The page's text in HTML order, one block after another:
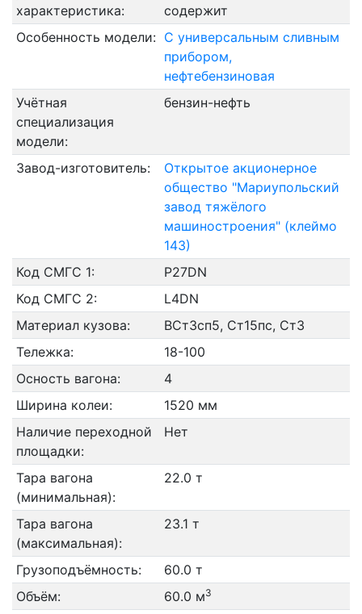
характеристика:
содержит
Особенность модели: С универсальным сливным
прибором,
нефтебензиновая
Учётная
специализация
модели:
бензин-нефть
Завод-изготовитель:
Открытое акционерное
общество "Мариупольский
завод тяжёлого
машиностроения" (клеймо
143)
Код СМГС 1:
P27DN
Код СМГС 2:
L4DN
Материал кузова:
ВСт3сп5, Ст15пс, Ст3
Тележка:
18-100
Осность вагона:
4
Ширина колеи:
1520 мм
Наличие переходной
площадки:
Нет
Тара вагона
(минимальная):
22.0 т
Тара вагона
(максимальная):
23.1 т
Грузоподъёмность:
60.0 т
Объём:
60.0 м3